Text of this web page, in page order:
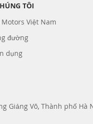
TÔI
Việt Nam
đường
dụng
Giảng Võ, Thành phố Hà